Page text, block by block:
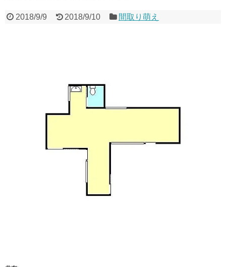
2018/9/9 2018/9/10 間取り萌え